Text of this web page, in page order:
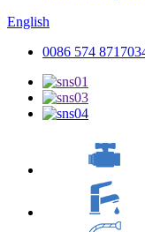
English
0086 574